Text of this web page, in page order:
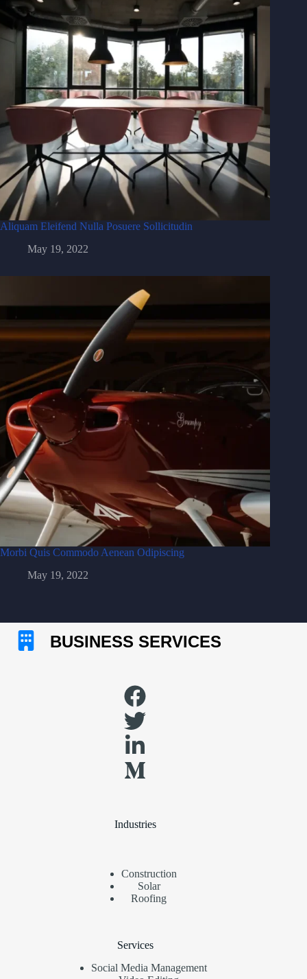
Aliquam Eleifend Nulla Posuere Sollicitudin
May 19, 2022
Morbi Quis Commodo Aenean Odipiscing
May 19, 2022
Industries
Construction
Solar
Roofing
Services
Social Media Management